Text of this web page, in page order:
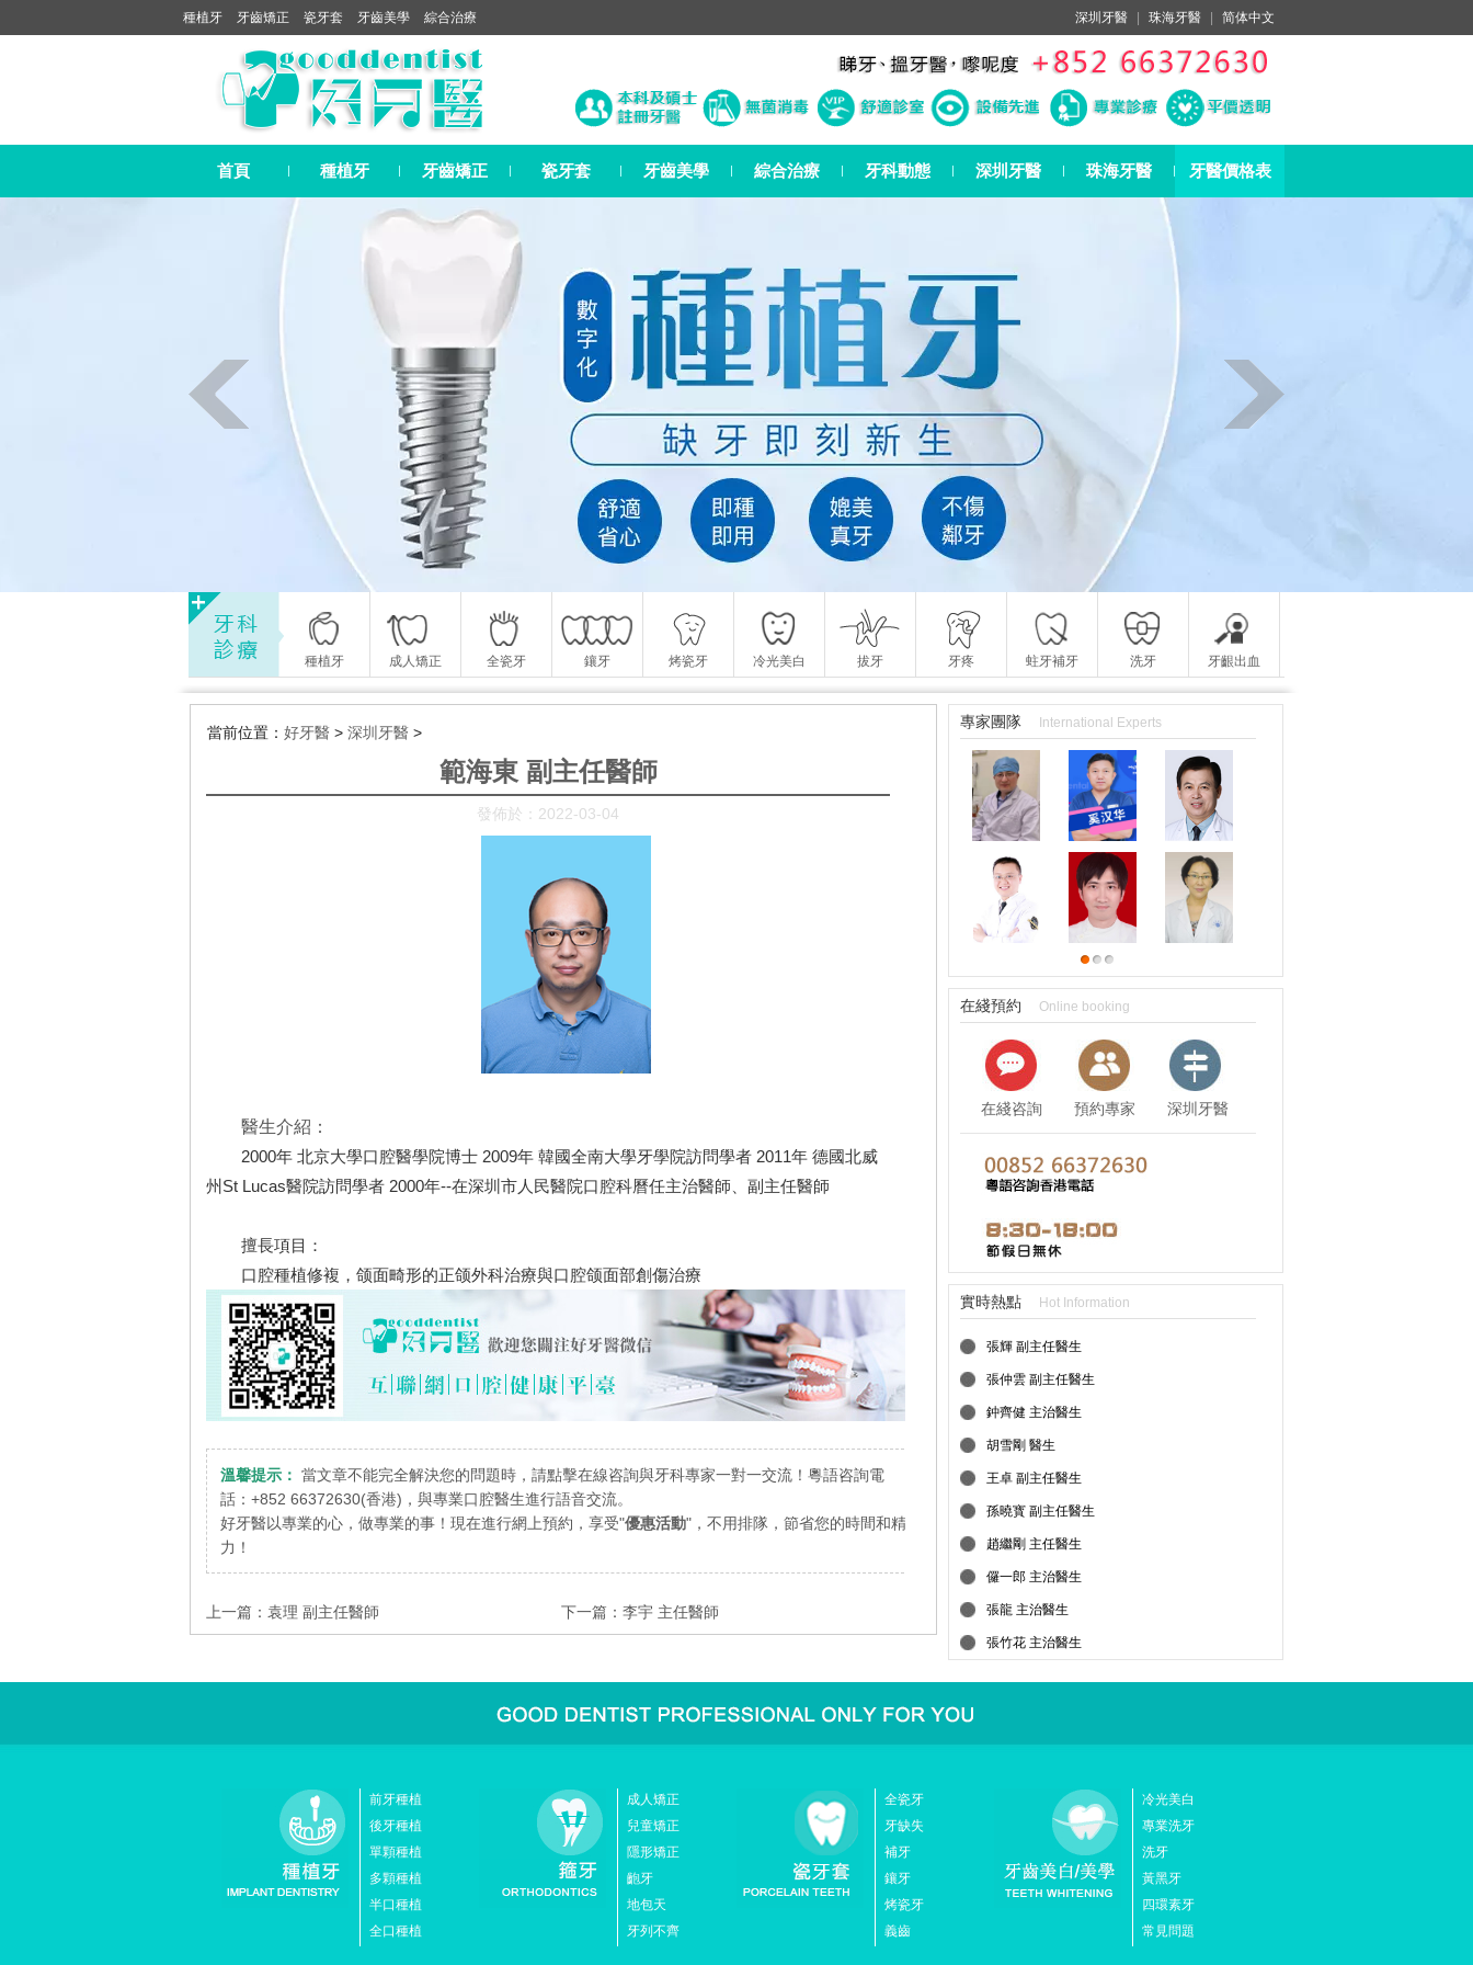
種植牙 牙齒矯正 瓷牙套 牙齒美學 綜合治療 深圳牙醫 珠海牙醫 简体中文
首頁 種植牙 牙齒矯正 瓷牙套 牙齒美學 綜合治療 牙科動態 深圳牙醫 珠海牙醫 牙醫價格表
種植牙 成人矯正 全瓷牙 鑲牙 烤瓷牙 冷光美白 拔牙 牙疼 蛀牙補牙 洗牙 牙齦出血
當前位置： 好牙醫 > 深圳牙醫 >
範海東 副主任醫師
發佈於：2022-03-04
醫生介紹：
2000年 北京大學口腔醫學院博士 2009年 韓國全南大學牙學院訪問學者 2011年 德國北威
州St Lucas醫院訪問學者 2000年--在深圳市人民醫院口腔科曆任主治醫師、副主任醫師
擅長項目：
口腔種植修複，颌面畸形的正颌外科治療與口腔颌面部創傷治療
溫馨提示： 當文章不能完全解決您的問題時，請點擊在線咨詢與牙科專家一對一交流！粵語咨詢電
話：+852 66372630(香港)，與專業口腔醫生進行語音交流。
好牙醫以專業的心，做專業的事！現在進行網上預約，享受"優惠活動"，不用排隊，節省您的時間和精
力！
上一篇： 袁理 副主任醫師 下一篇：李宇 主任醫師
專家團隊 International Experts
在綫預約 Online booking
在綫咨詢 預約專家
深圳牙醫
實時熱點 Hot Information
張輝 副主任醫生
張仲雲 副主任醫生
鈡齊健 主治醫生
胡雪剛 醫生
王卓 副主任醫生
孫曉寳 副主任醫生
趙繼剛 主任醫生
儸一郎 主治醫生
張龍 主治醫生
張竹花 主治醫生
前牙種植
後牙種植
單顆種植
多顆種植
半口種植
全口種植
成人矯正
兒童矯正
隱形矯正
齙牙
地包天
牙列不齊
全瓷牙
牙缺失
補牙
鑲牙
烤瓷牙
義齒
冷光美白
專業洗牙
洗牙
黃黑牙
四環素牙
常見問題